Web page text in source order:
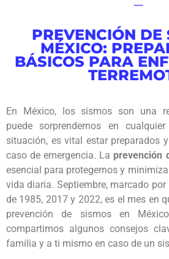
PREVENCIÓN DE
MÉXICO:
BÁSICOS PARA
En México, los sismos son una
puede sorprendernos en
situación, es vital estar preparados
caso de emergencia. La prevención
esencial para protegernos y
vida diaria. Septiembre, marcado
de 1985, 2017 y 2022, es el mes en
prevención de sismos en
compartimos algunos consejos
familia y a ti mismo en caso de un